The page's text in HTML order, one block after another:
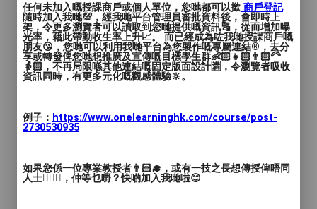
東港城道場(新開班)
逢星期二
兒童班 18:00 - 19:00
成人班 19:00 - 20:00
馬鞍山道場
兒童班 逢星期六 10:00-11:30
觀塘道場
兒童​班 逢星期五 19:15-20:45
任何未加入嘅授課商戶或個人單位，您哋都可以撳 商戶登記
隨時加入我哋💯，經我哋平台管理員審批資料後，會即時上
架，令更多瀏覽者可以讀取到您哋提供嘅資訊🔠，從而增加曝
光率，藉此帶動收生率上升📈。 而已經成為咗我哋授課商戶嘅
朋友😘，您哋可以利用我哋平台為您製作嘅專屬連結®️，去分
享或轉發俾您哋想推廣及宣傳嘅目標學生群👶🏻👧🏻👨🏻‍🦳
👵🏻，不再局限喺其他連結嘅固定版面設計🈵，令瀏覽者吸收
資訊同時，有更多元化嘅觀感體驗🔆。
例子： https://www.onelearninghk.com/course/post-
2730530935
如果您係一位專業教授者👨🏻‍🎓，或有一技之長想傳授俾唔同
人士🙋🏻‍♂️，仲等乜嘢？快啲加入我哋啦😊